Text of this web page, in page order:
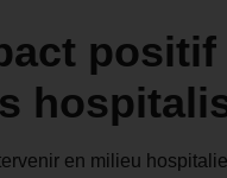
positif
en milieu